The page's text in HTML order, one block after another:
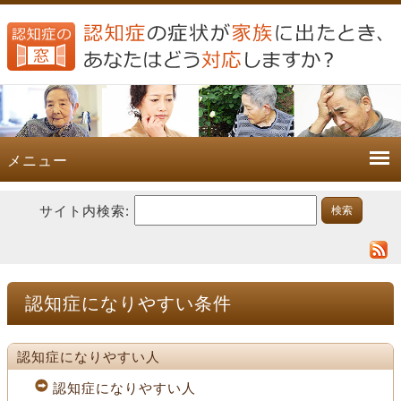
メニュー
サイト内検索:
認知症になりやすい条件
認知症になりやすい人
認知症になりやすい人